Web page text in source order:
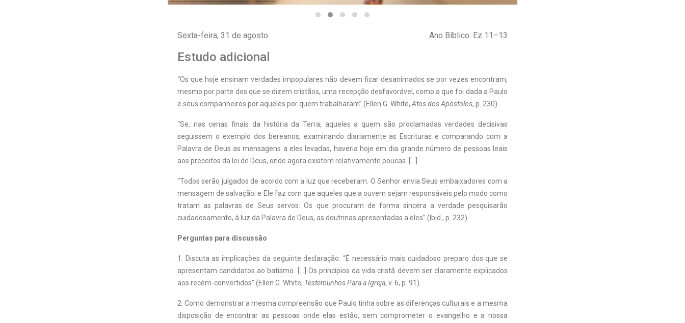
Sexta-feira, 31 de agosto Ano Bíblico: Ez 11–13
Estudo adicional
“Os que hoje ensinam verdades impopulares não devem ficar desanimados se por vezes encontram,
mesmo por parte dos que se dizem cristãos, uma recepção desfavorável, como a que foi dada a Paulo
e seus companheiros por aqueles por quem trabalharam” (Ellen G. White, Atos dos Apóstolos, p. 230).
“Se, nas cenas finais da história da Terra, aqueles a quem são proclamadas verdades decisivas
seguissem o exemplo dos bereanos, examinando diariamente as Escrituras e comparando com a
Palavra de Deus as mensagens a eles levadas, haveria hoje em dia grande número de pessoas leais
aos preceitos da lei de Deus, onde agora existem relativamente poucas. […].
“Todos serão julgados de acordo com a luz que receberam. O Senhor envia Seus embaixadores com a
mensagem de salvação; e Ele faz com que aqueles que a ouvem sejam responsáveis pelo modo como
tratam as palavras de Seus servos. Os que procuram de forma sincera a verdade pesquisarão
cuidadosamente, à luz da Palavra de Deus, as doutrinas apresentadas a eles” (Ibid., p. 232).
Perguntas para discussão
1. Discuta as implicações da seguinte declaração: “É necessário mais cuidadoso preparo dos que se
apresentam candidatos ao batismo. […] Os princípios da vida cristã devem ser claramente explicados
aos recém-­convertidos” (Ellen G. White, Testemunhos Para a Igreja, v. 6, p. 91).
2. Como demonstrar a mesma compreensão que Paulo tinha sobre as diferenças culturais e a mesma
disposição de encontrar as pessoas onde elas estão, sem comprometer o evangelho e a nossa